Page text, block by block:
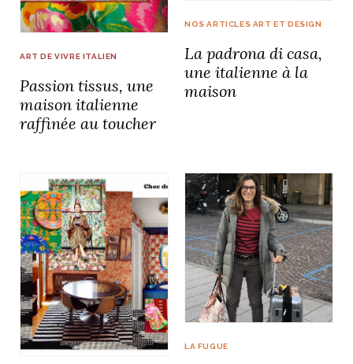
ART DE VIVRE ITALIEN
Passion tissus, une
maison italienne
raffinée au toucher
NOS ARTICLES ART ET DESIGN
La padrona di casa,
une italienne à la
maison
LA FUGUE